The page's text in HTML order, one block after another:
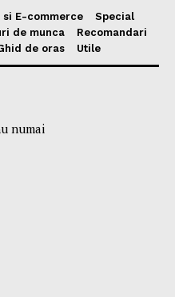
E-commerce
Special
de munca
Recomandari
de oras Utile
numai